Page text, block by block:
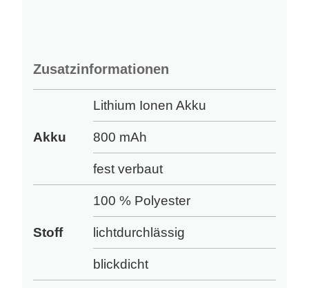
Zusatzinformationen
Akku
Lithium Ionen Akku
800 mAh
fest verbaut
Stoff
100 % Polyester
lichtdurchlässig
blickdicht